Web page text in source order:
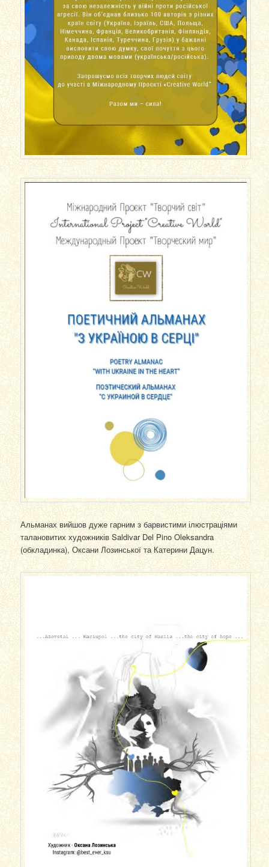
Альманах вийшов дуже гарним з барвистими ілюстраціями
талановитих художників Saldivar Del Pino Oleksandra
(обкладинка), Оксани Лозинської та Катерини Дацун.